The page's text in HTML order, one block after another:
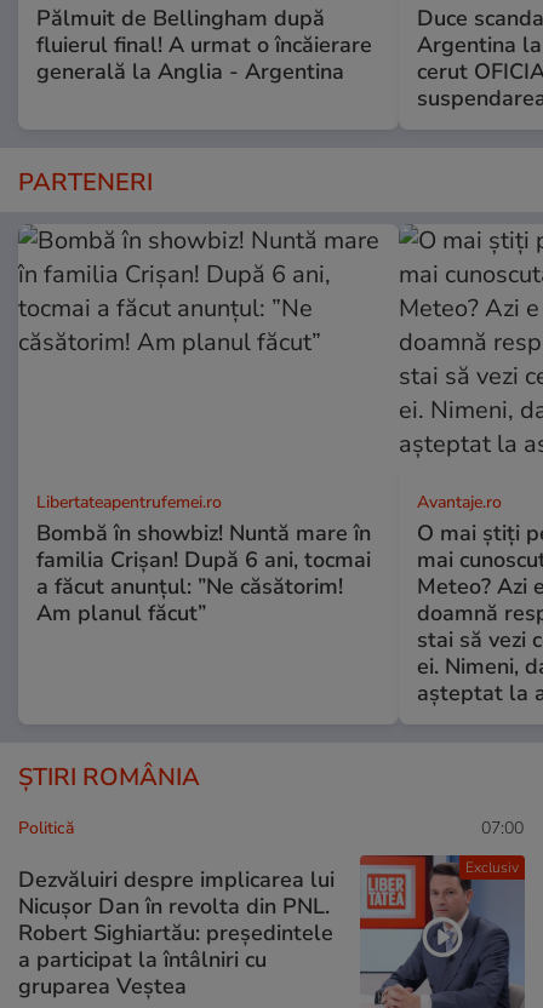
Pălmuit de Bellingham după
fluierul final! A urmat o încăierare
generală la Anglia - Argentina
Duce
Argentina
cerut
PARTENERI
Libertateapentrufemei.ro
Bombă în showbiz! Nuntă mare în
familia Crișan! După 6 ani, tocmai
a făcut anunțul: ”Ne căsătorim!
Am planul făcut”
Avantaje.ro
O mai știți
mai
Meteo? Azi
doamnă
stai să vezi
ei. Nimeni,
așteptat la
ȘTIRI ROMÂNIA
Exclusiv
Politică 07:00
Dezvăluiri despre implicarea lui
Nicușor Dan în revolta din PNL.
Robert Sighiartău: președintele
a participat la întâlniri cu
gruparea Veștea